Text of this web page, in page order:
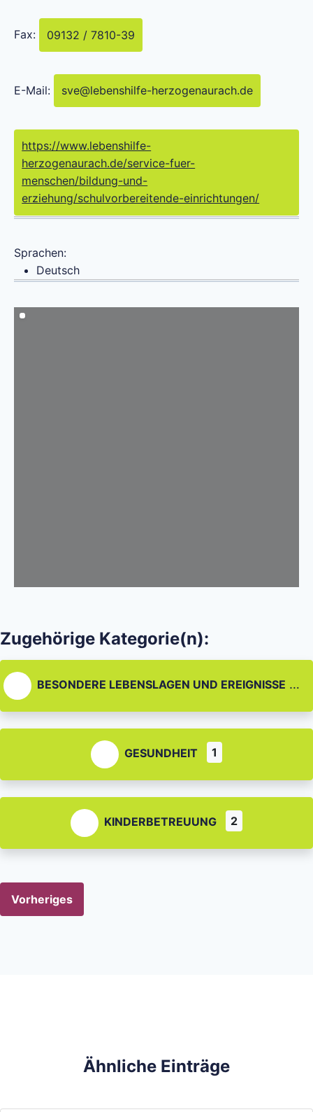
Fax: 09132 / 7810-39
E-Mail: sve@lebenshilfe-herzogenaurach.de
https://www.lebenshilfe-
herzogenaurach.de/service-fuer-
menschen/bildung-und-
erziehung/schulvorbereitende-einrichtungen/
Sprachen:
Deutsch
Zugehörige Kategorie(n):
BESONDERE LEBENSLAGEN UND EREIGNISSE
GESUNDHEIT 1
KINDERBETREUUNG 2
Vorheriges
Ähnliche Einträge